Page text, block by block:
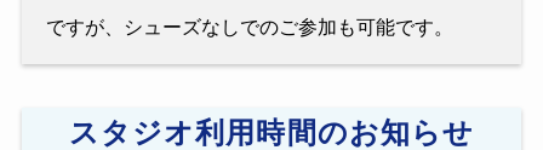
ですが、シューズなしでのご参加も可能です。
スタジオ利用時間のお知らせ